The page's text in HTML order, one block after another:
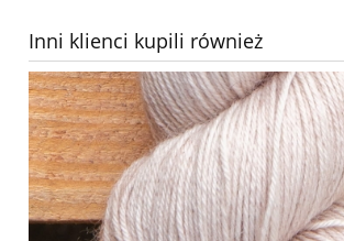
Inni klienci kupili również